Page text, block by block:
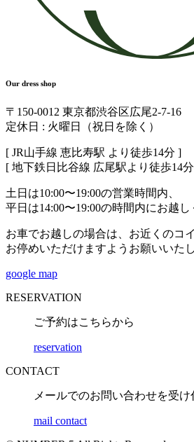
Our dress shop
〒150-0012 東京都渋谷区広尾2-7-16
定休日 : 火曜日（祝日を除く）
[ JR山手線 恵比寿駅 より徒歩14分 ]
[ 地下鉄日比谷線 広尾駅より徒歩14
土日は10:00〜19:00の営業時間内、
平日は14:00〜19:00の時間内にお越し
お車でお越しの場合は、お近くのコ
お停めいただけますようお願いいたし
google map
RESERVATION
ご予約はこちらから
reservation
CONTACT
メールでのお問い合わせを受
mail contact